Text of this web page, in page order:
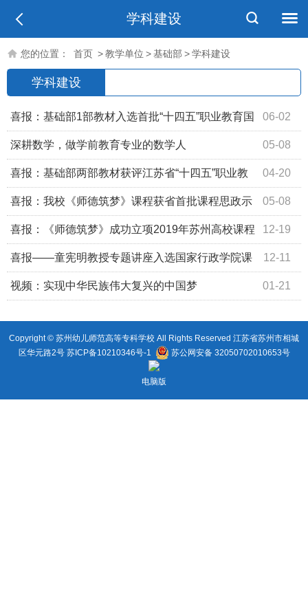
学科建设
您的位置： 首页 >教学单位 >基础部 >学科建设
学科建设
06-02
喜报：基础部1部教材入选首批“十四五”职业教育国
家规划教材 05-08
深耕数学，做学前教育专业的数学人
04-20
喜报：基础部两部教材获评江苏省“十四五”职业教
育规划教材 05-08
喜报：我校《师德筑梦》课程获省首批课程思政示
范课立项 12-19
喜报：《师德筑梦》成功立项2019年苏州高校课程
思政示范课 12-11
喜报——童宪明教授专题讲座入选国家行政学院课
程资源库 01-21
视频：实现中华民族伟大复兴的中国梦
Copyright © 苏州幼儿师范高等专科学校 All Rights Reserved 江苏省苏州市相城
区华元路2号 苏ICP备10210346号-1 苏公网安备 32050702010653号
电脑版